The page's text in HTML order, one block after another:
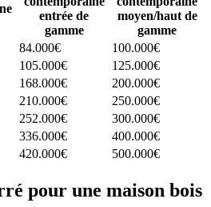
entrée de
gamme
moyen/haut de
gamme
84.000€
100.000€
105.000€
125.000€
168.000€
200.000€
210.000€
250.000€
252.000€
300.000€
336.000€
400.000€
420.000€ 500.000€
pour une maison bois